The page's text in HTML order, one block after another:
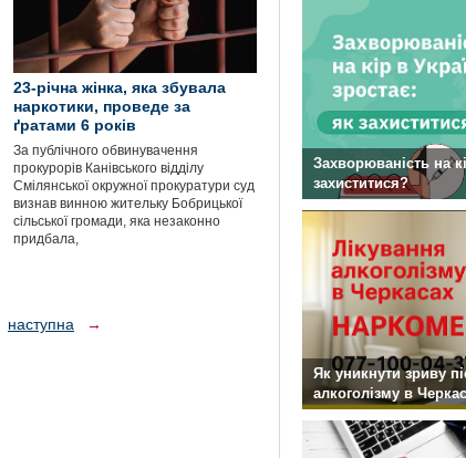
23-річна жінка, яка збувала
наркотики, проведе за
ґратами 6 років
За публічного обвинувачення
прокурорів Канівського відділу
Смілянської окружної прокуратури суд
визнав винною жительку Бобрицької
сільської громади, яка незаконно
придбала,
наступна →
Захворюваність на
захиститися?
Як уникнути зриву
алкоголізму в